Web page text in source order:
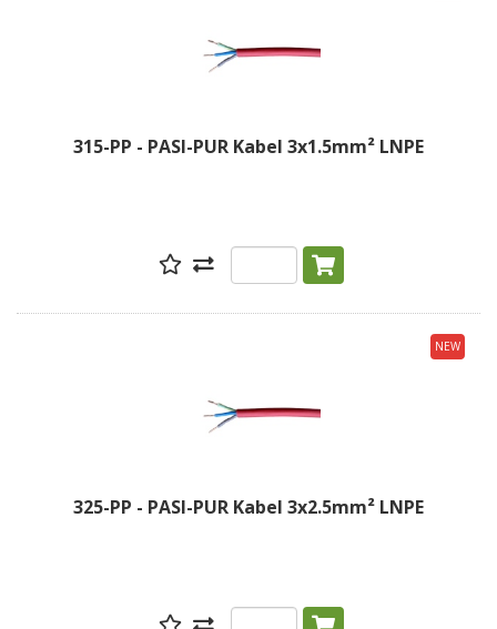
315-PP - PASI-PUR Kabel 3x1.5mm² LNPE
NEW
325-PP - PASI-PUR Kabel 3x2.5mm² LNPE